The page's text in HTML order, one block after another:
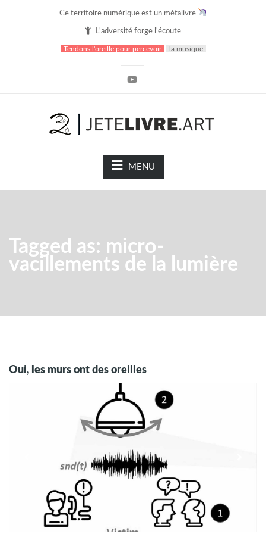
Ce territoire numérique est un métalivre
L'adversité forge l'écoute
Tendons l'oreille pour percevoir la musique
MENU
Tagged as: micro-
vacillements de la lumière
Oui, les murs ont des oreilles